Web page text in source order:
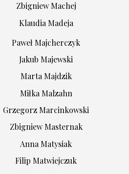
Zbigniew Machej
Klaudia Madeja
Paweł Majcherczyk
Jakub Majewski
Marta Majdzik
Miłka Malzahn
Grzegorz Marcinkowski
Zbigniew Masternak
Anna Matysiak
Filip Matwiejczuk